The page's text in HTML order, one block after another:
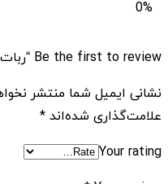
0%
Be the first to review “ربات The Viper EA MT4”
نشانی ایمیل شما منتشر
علامت‌گذاری شده‌اند*
Your rating